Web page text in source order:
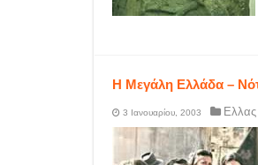
Η Μεγάλη Ελλάδα –
3 Ιανουαρίου, 2003